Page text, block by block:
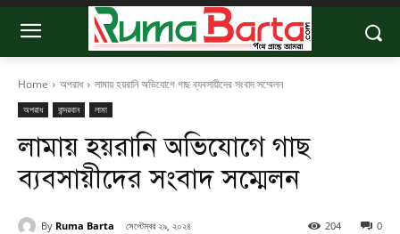
Home অপরাধ লামায় হয়রানি অভিযোগে গাছ ব্যবসায়ীদের সংবাদ সম্মেলন
অপরাধ বান্দরবান লামা
লামায় হয়রানি অভিযোগে গাছ
ব্যবসায়ীদের সংবাদ সম্মেলন
By Ruma Barta সেপ্টেম্বর ২৯, ২০২৪ 0
204